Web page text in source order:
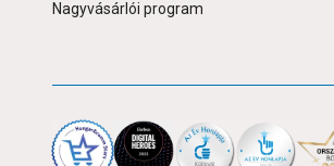
Nagyvásárlói program